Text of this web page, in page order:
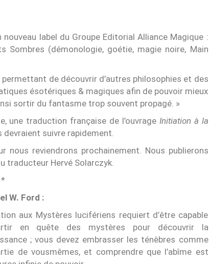
nouveau label du Groupe Editorial Alliance Magique :
Sombres (démonologie, goétie, magie noire, Main
de découvrir d’autres philosophies et des
ésotériques & magiques afin de pouvoir mieux
sortir du fantasme trop souvent propagé. »
une traduction française de l’ouvrage Initiation à la
devraient suivre rapidement.
reviendrons prochainement. Nous publierons
traducteur Hervé Solarczyk.
*
W. Ford :
aux Mystères lucifériens requiert d’être capable
en quête des mystères pour découvrir la
; vous devez embrasser les ténèbres comme
de vous­mêmes, et comprendre que l’abîme est